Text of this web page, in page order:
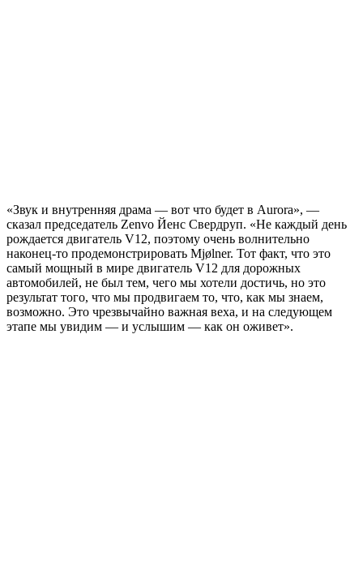
«Звук и внутренняя драма — вот что будет в Aurora», —
сказал председатель Zenvo Йенс Свердруп. «Не каждый день
рождается двигатель V12, поэтому очень волнительно
наконец-то продемонстрировать Mjølner. Тот факт, что это
самый мощный в мире двигатель V12 для дорожных
автомобилей, не был тем, чего мы хотели достичь, но это
результат того, что мы продвигаем то, что, как мы знаем,
возможно. Это чрезвычайно важная веха, и на следующем
этапе мы увидим — и услышим — как он оживет».